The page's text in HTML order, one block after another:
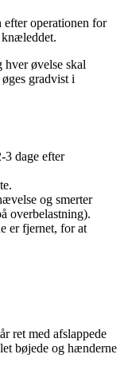
operationen for
hver øvelse skal
gradvist i
3 dage efter
og smerter
overbelastning).
er fjernet, for at
ret med afslappede
bøjede og hænderne